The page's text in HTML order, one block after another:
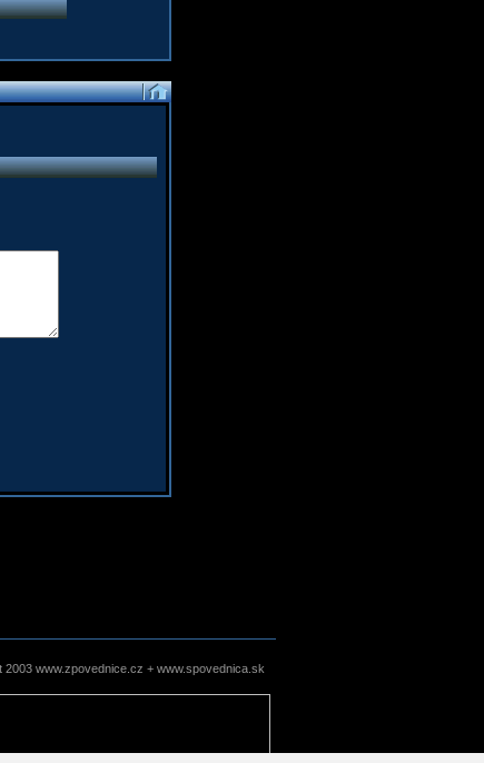
2003 www.zpovednice.cz + www.spovednica.sk